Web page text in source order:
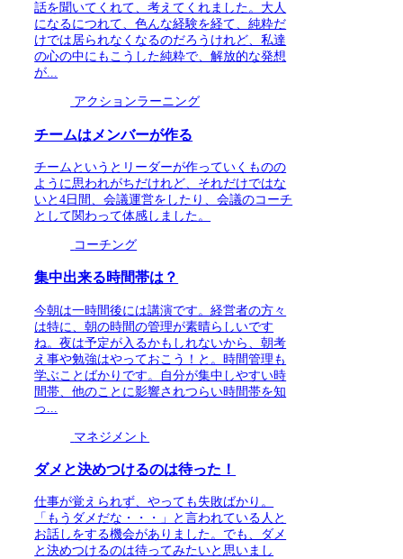
話を聞いてくれて、考えてくれました。大人
になるにつれて、色んな経験を経て、純粋だ
けでは居られなくなるのだろうけれど、私達
の心の中にもこうした純粋で、解放的な発想
が...
アクションラーニング
チームはメンバーが作る
チームというとリーダーが作っていくものの
ように思われがちだけれど、それだけではな
いと4日間、会議運営をしたり、会議のコーチ
として関わって体感しました。
コーチング
集中出来る時間帯は？
今朝は一時間後には講演です。経営者の方々
は特に、朝の時間の管理が素晴らしいです
ね。夜は予定が入るかもしれないから、朝考
え事や勉強はやっておこう！と。時間管理も
学ぶことばかりです。自分が集中しやすい時
間帯、他のことに影響されつらい時間帯を知
っ...
マネジメント
ダメと決めつけるのは待った！
仕事が覚えられず、やっても失敗ばかり。
「もうダメだな・・・」と言われている人と
お話しをする機会がありました。でも、ダメ
と決めつけるのは待ってみたいと思いまし